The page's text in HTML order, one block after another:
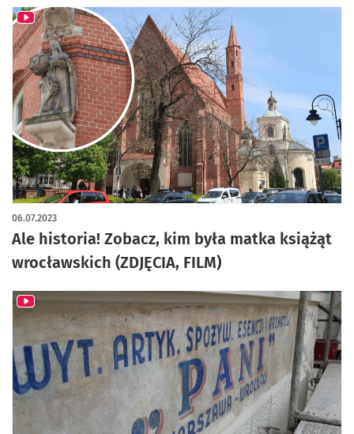
Ale historia! Zobacz, kim była matka książąt
wrocławskich (ZDJĘCIA, FILM)
06.07.2023